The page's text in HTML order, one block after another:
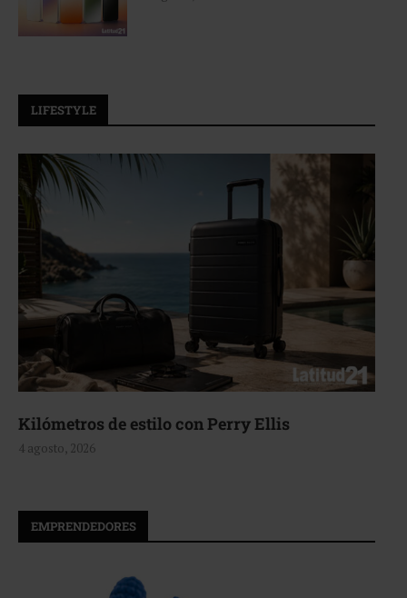
LIFESTYLE
Aerie, texturas que fluyen
4 agosto, 2026
EMPRENDEDORES